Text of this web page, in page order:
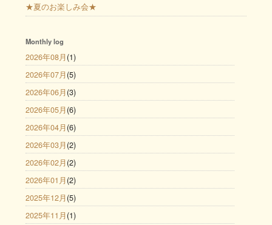
★夏のお楽しみ会★
Monthly log
2026年08月 (1)
2026年07月 (5)
2026年06月 (3)
2026年05月 (6)
2026年04月 (6)
2026年03月 (2)
2026年02月 (2)
2026年01月 (2)
2025年12月 (5)
2025年11月 (1)